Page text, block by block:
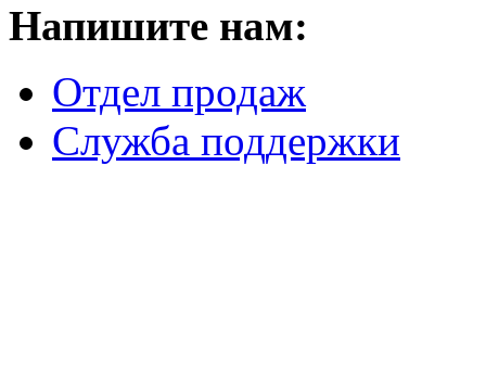
Напишите нам:
Отдел продаж
Служба поддержки